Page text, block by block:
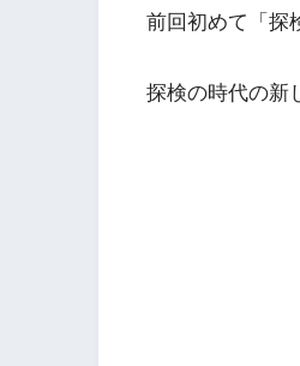
前回初めて「探
探検の時代の新